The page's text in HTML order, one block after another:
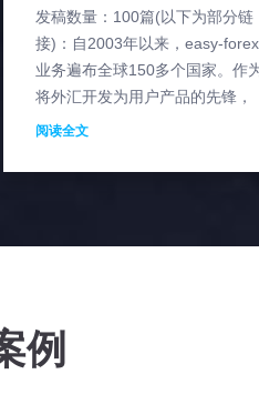
发稿数量：100篇(以下为部分链
接)：自2003年以来，easy-
业务遍布全球150多个国家。作
将外汇开发为用户产品的先锋，
easy-forex? 继续保持着在该领域
阅读全文
例